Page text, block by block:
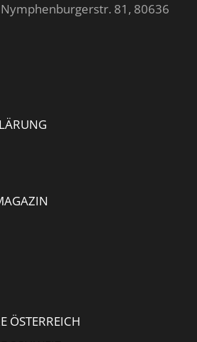
81, 80636
ÖSTERREICH